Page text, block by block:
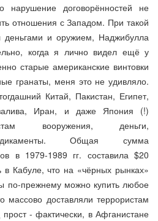
нарушение договорённостей не
отношения с Западом. При такой
деньгами и оружием, Наджибулла
когда я лично видел ещё у
старые американские винтовки
гранаты, меня это не удивляло.
Китай, Пакистан, Египет,
Иран, и даже Япония (!)
вооружения, деньги,
Общая сумма
в 1979-1989 гг. составила $20
Кабуле, что на «чёрных рынках»
по-прежнему можно купить любое
массово доставляли террористам
- фактически, в Афганистане